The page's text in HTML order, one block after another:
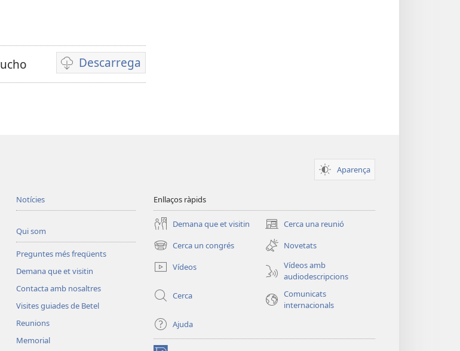
Descarrega
Opcions
de
Aparença
Notícies
Qui som
Preguntes més freqüents
Demana que et visitin
Contacta amb nosaltres
Visites guiades de Betel
Reunions
Memorial
Enllaços ràpids
Demana que et visitin Cerca una reunió
(obre
una
finestra
nova)
Cerca un congrés
(obre
una
finestra
Novetats
Vídeos
Vídeos amb
audiodescripcions
Cerca
Comunicats
internacionals
Ajuda